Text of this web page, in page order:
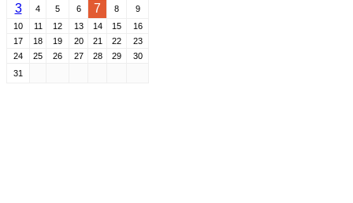
3
4 5 6 7 8
9
10
11 12 13 14 15
16
17
18 19 20 21 22
23
24
25 26 27 28 29
30
31